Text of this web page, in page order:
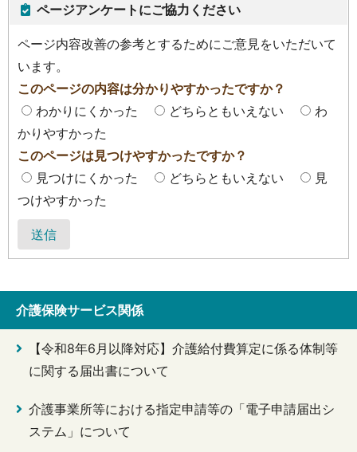
ページアンケートにご協力ください
ページ内容改善の参考とするためにご意見をいただいて
います。
このページの内容は分かりやすかったですか？
わかりにくかった
どちらともいえない
わ
かりやすかった
このページは見つけやすかったですか？
見つけにくかった
どちらともいえない
見
つけやすかった
送信
介護保険サービス関係
【令和8年6月以降対応】介護給付費算定に係る体制等
に関する届出書について
介護事業所等における指定申請等の「電子申請届出シ
ステム」について